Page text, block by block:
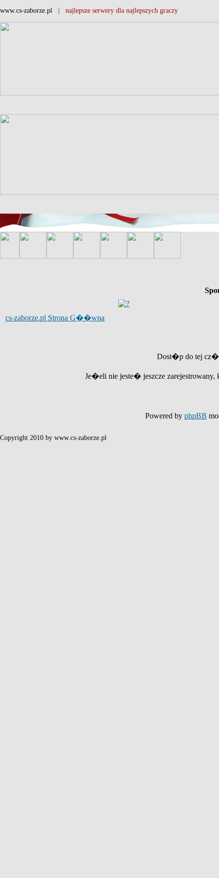
www.cs-zaborze.pl | najlepsze serwery dla najlepszych graczy
cs-zaborze.pl Strona G��wna
Dost�p do tej
Je�eli nie jeste� jeszcze
Powered by phpBB
Copyright 2010 by www.cs-zaborze.pl